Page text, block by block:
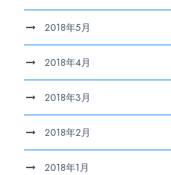
2018年5月
2018年4月
2018年3月
2018年2月
2018年1月